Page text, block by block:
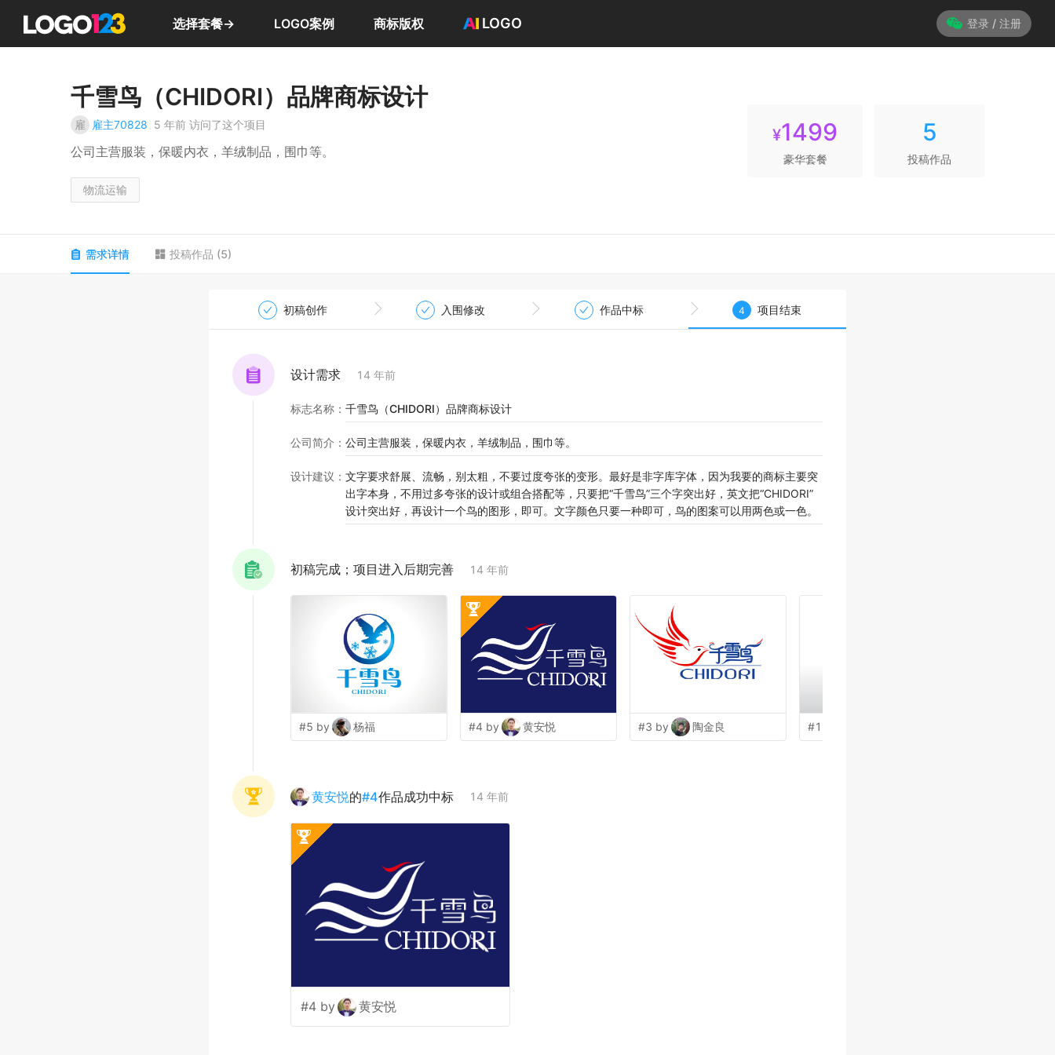
选择套餐→ LOGO案例 商标版权 LOGO 登录 / 注册
千雪鸟（CHIDORI）品牌商标设计
雇 雇主70828 5 年前 访问了这个项目
公司主营服装，保暖内衣，羊绒制品，围巾等。
物流运输
¥1499
豪华套餐
5
投稿作品
需求详情 投稿作品 (5)
初稿创作 入围修改 作品中标 4 项目结束
设计需求 14 年前
标志名称 ： 千雪鸟（CHIDORI）品牌商标设计
公司简介 ： 公司主营服装，保暖内衣，羊绒制品，围巾等。
设计建议 ： 文字要求舒展、流畅，别太粗，不要过度夸张的变形。最好是非字库字体，因为我要的商标主要突
出字本身，不用过多夸张的设计或组合搭配等，只要把“千雪鸟”三个字突出好，英文把“CHIDORI”
设计突出好，再设计一个鸟的图形，即可。文字颜色只要一种即可，鸟的图案可以用两色或一色。
初稿完成；项目进入后期完善 14 年前
#5 by 杨福 #4 by 黄安悦 #3 by 陶金良 #1 by
黄安悦的#4作品成功中标 14 年前
#4 by 黄安悦